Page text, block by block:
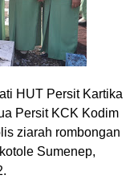
HUT Persit Kartika
Persit KCK Kodim
ziarah rombongan
Sumenep,